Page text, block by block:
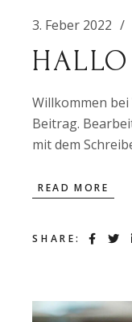
3. Feber 2022
Willkommen
Beitrag.
mit dem
READ MORE
SHARE: